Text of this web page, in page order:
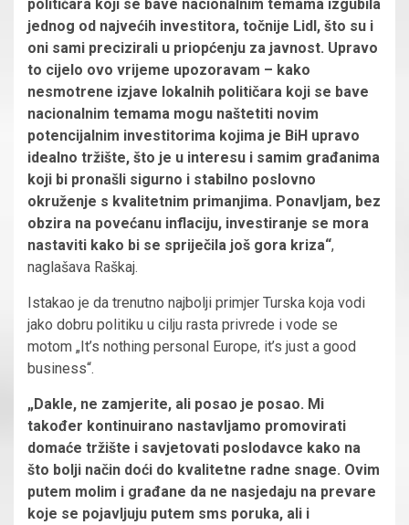
političara koji se bave nacionalnim temama izgubila
jednog od najvećih investitora, točnije Lidl, što su i
oni sami precizirali u priopćenju za javnost. Upravo
to cijelo ovo vrijeme upozoravam – kako
nesmotrene izjave lokalnih političara koji se bave
nacionalnim temama mogu naštetiti novim
potencijalnim investitorima kojima je BiH upravo
idealno tržište, što je u interesu i samim građanima
koji bi pronašli sigurno i stabilno poslovno
okruženje s kvalitetnim primanjima. Ponavljam, bez
obzira na povećanu inflaciju, investiranje se mora
nastaviti kako bi se spriječila još gora kriza“,
naglašava Raškaj.
Istakao je da trenutno najbolji primjer Turska koja vodi
jako dobru politiku u cilju rasta privrede i vode se
motom „It’s nothing personal Europe, it’s just a good
business“.
„Dakle, ne zamjerite, ali posao je posao. Mi
također kontinuirano nastavljamo promovirati
domaće tržište i savjetovati poslodavce kako na
što bolji način doći do kvalitetne radne snage. Ovim
putem molim i građane da ne nasjedaju na prevare
koje se pojavljuju putem sms poruka, ali i